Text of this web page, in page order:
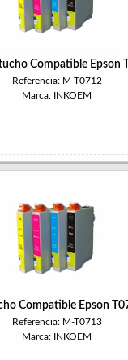
Compatible Epson
Referencia: M-T0712
Marca: INKOEM
Compatible Epson
Referencia: M-T0713
Marca: INKOEM